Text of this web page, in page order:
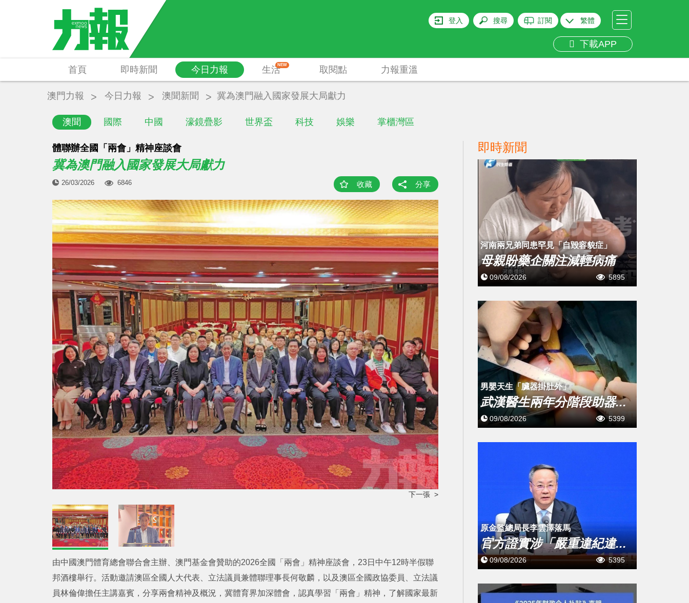
登入 搜尋 訂閱 繁體
下載APP
首頁 即時新聞 今日力報
澳聞 國際 中國 濠鏡疊影 世界盃 科技 娛樂 掌櫃灣區
生活NEW 取閱點 力報重溫
澳門力報 今日力報 澳聞新聞 冀為澳門融入國家發展大局獻力
體聯辦全國「兩會」精神座談會
冀為澳門融入國家發展大局獻力
26/03/2026 6846 收藏 分享
下一張 >
由中國澳門體育總會聯合會主辦、澳門基金會贊助的2026全國「兩會」精神座談會，23日中午12時半假聯
邦酒樓舉行。活動邀請澳區全國人大代表、立法議員兼體聯理事長何敬麟，以及澳區全國政協委員、立法議
員林倫偉擔任主講嘉賓，分享兩會精神及概況，冀體育界加深體會，認真學習「兩會」精神，了解國家最新
即時新聞
河南兩兄弟同患罕見「自毀容貌症」
母親盼藥企關注減輕病痛
09/08/2026 5895
男嬰天生「臟器掛肚外」
武漢醫生兩年分階段助器...
09/08/2026 5399
原金監總局長李雲澤落馬
官方證實涉「嚴重違紀違...
09/08/2026 5395